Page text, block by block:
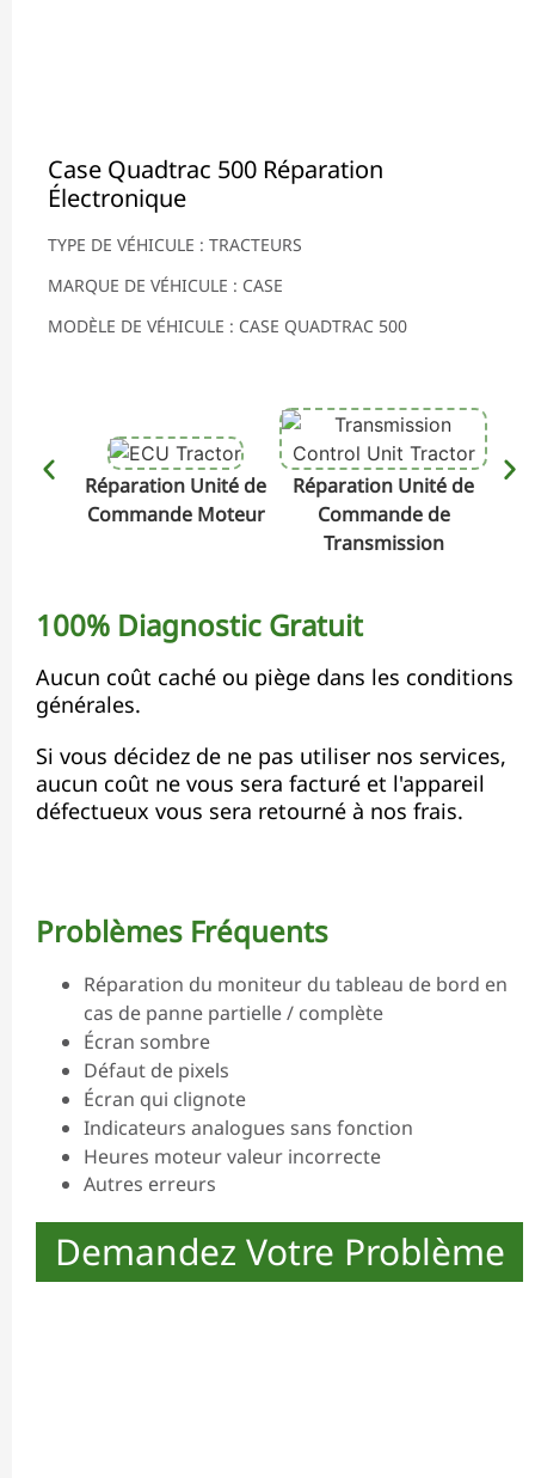
Case Quadtrac 500 Réparation
Électronique
TYPE DE VÉHICULE : TRACTEURS
MARQUE DE VÉHICULE : CASE
MODÈLE DE VÉHICULE : CASE QUADTRAC 500
Réparation Unité de
Commande Moteur
Réparation Unité de
Commande de
Transmission
100% Diagnostic Gratuit
Aucun coût caché ou piège dans les conditions
générales.
Si vous décidez de ne pas utiliser nos services,
aucun coût ne vous sera facturé et l'appareil
défectueux vous sera retourné à nos frais.
Problèmes Fréquents
Réparation du moniteur du tableau de bord en
cas de panne partielle / complète
Écran sombre
Défaut de pixels
Écran qui clignote
Indicateurs analogues sans fonction
Heures moteur valeur incorrecte
Autres erreurs
Demandez Votre Problème